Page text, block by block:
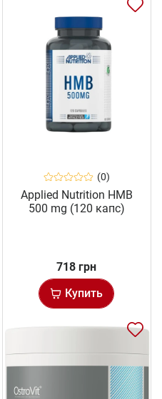
(0)
Applied Nutrition HMB
500 mg (120 капс)
718 грн
Купить